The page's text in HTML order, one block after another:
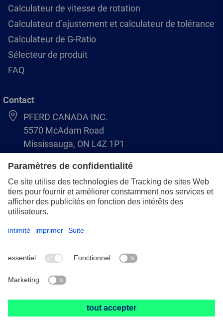
Calculateur de vitesse de rotation
Calculateur d’ajustement et calculateur de tolérance
Calculateur de G-Ratio
Sélecteur de produit
FAQ
Contact
PFERD CANADA INC.
5570 McAdam Road
Mississauga, ON L4Z 1P1
+1 (866) 245-1555
info.ca@pferd.com
+1 (905) 501–1554
Protection des données
Conditions générales de vente